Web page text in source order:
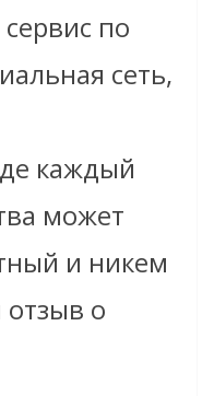
по
сеть,
каждый
может
и никем
о